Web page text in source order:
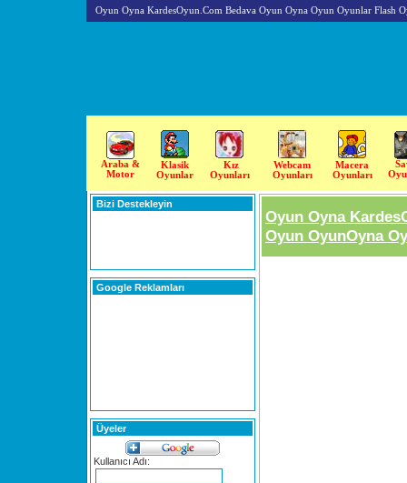
Oyun Oyna KardesOyun.Com Bedava Oyun Oyna Oyun Oyunlar Flash
Araba &
Motor
Klasik
Oyunlar
Kız
Oyunları
Webcam
Oyunları
Macera
Oyunları
Bizi Destekleyin
Google Reklamları
Üyeler
Kullanıcı Adı:
Oyun Oyna
Oyun OyunOyna